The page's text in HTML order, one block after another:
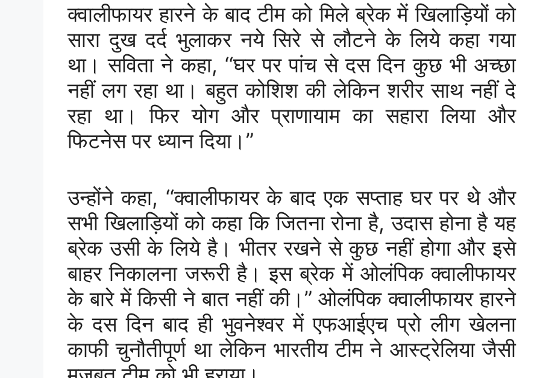
क्वालीफायर हारने के बाद टीम को मिले ब्रेक में खिलाड़ियों को
सारा दुख दर्द भुलाकर नये सिरे से लौटने के लिये कहा गया
था। सविता ने कहा, ‘‘घर पर पांच से दस दिन कुछ भी अच्छा
नहीं लग रहा था। बहुत कोशिश की लेकिन शरीर साथ नहीं दे
रहा था। फिर योग और प्राणायाम का सहारा लिया और
फिटनेस पर ध्यान दिया।”
उन्होंने कहा, ‘‘क्वालीफायर के बाद एक सप्ताह घर पर थे और
सभी खिलाड़ियों को कहा कि जितना रोना है, उदास होना है यह
ब्रेक उसी के लिये है। भीतर रखने से कुछ नहीं होगा और इसे
बाहर निकालना जरूरी है। इस ब्रेक में ओलंपिक क्वालीफायर
के बारे में किसी ने बात नहीं की।” ओलंपिक क्वालीफायर हारने
के दस दिन बाद ही भुवनेश्वर में एफआईएच प्रो लीग खेलना
काफी चुनौतीपूर्ण था लेकिन भारतीय टीम ने आस्ट्रेलिया जैसी